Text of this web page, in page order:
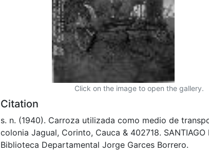
Click on the image to open the gallery.
Citation
s. n. (1940). Carroza utilizada como medio de
colonia Jagual, Corinto, Cauca & 402718. SANTIAGO
Biblioteca Departamental Jorge Garces Borrero.